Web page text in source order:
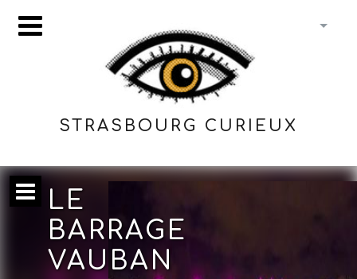
STRASBOURG CURIEUX
LE
BARRAGE
VAUBAN